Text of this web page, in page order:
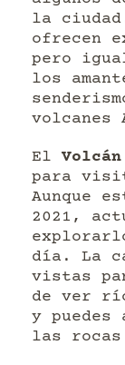
la
ofrecen
pero
los
volcanes
El
para
Aunque
2021,
día. La
vistas
de ver
y puedes
las